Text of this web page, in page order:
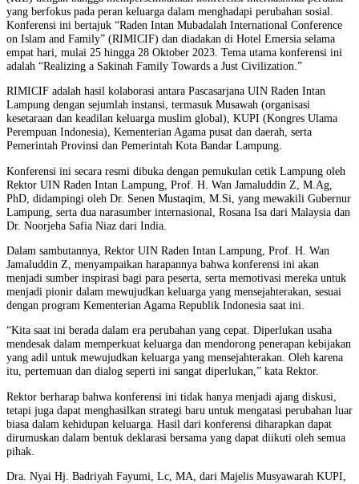
yang berfokus pada peran keluarga dalam menghadapi perubahan sosial.
Konferensi ini bertajuk “Raden Intan Mubadalah International Conference
on Islam and Family” (RIMICIF) dan diadakan di Hotel Emersia selama
empat hari, mulai 25 hingga 28 Oktober 2023. Tema utama konferensi ini
adalah “Realizing a Sakinah Family Towards a Just Civilization.”
RIMICIF adalah hasil kolaborasi antara Pascasarjana UIN Raden Intan
Lampung dengan sejumlah instansi, termasuk Musawah (organisasi
kesetaraan dan keadilan keluarga muslim global), KUPI (Kongres Ulama
Perempuan Indonesia), Kementerian Agama pusat dan daerah, serta
Pemerintah Provinsi dan Pemerintah Kota Bandar Lampung.
Konferensi ini secara resmi dibuka dengan pemukulan cetik Lampung oleh
Rektor UIN Raden Intan Lampung, Prof. H. Wan Jamaluddin Z, M.Ag,
PhD, didampingi oleh Dr. Senen Mustaqim, M.Si, yang mewakili Gubernur
Lampung, serta dua narasumber internasional, Rosana Isa dari Malaysia dan
Dr. Noorjeha Safia Niaz dari India.
Dalam sambutannya, Rektor UIN Raden Intan Lampung, Prof. H. Wan
Jamaluddin Z, menyampaikan harapannya bahwa konferensi ini akan
menjadi sumber inspirasi bagi para peserta, serta memotivasi mereka untuk
menjadi pionir dalam mewujudkan keluarga yang mensejahterakan, sesuai
dengan program Kementerian Agama Republik Indonesia saat ini.
“Kita saat ini berada dalam era perubahan yang cepat. Diperlukan usaha
mendesak dalam memperkuat keluarga dan mendorong penerapan kebijakan
yang adil untuk mewujudkan keluarga yang mensejahterakan. Oleh karena
itu, pertemuan dan dialog seperti ini sangat diperlukan,” kata Rektor.
Rektor berharap bahwa konferensi ini tidak hanya menjadi ajang diskusi,
tetapi juga dapat menghasilkan strategi baru untuk mengatasi perubahan luar
biasa dalam kehidupan keluarga. Hasil dari konferensi diharapkan dapat
dirumuskan dalam bentuk deklarasi bersama yang dapat diikuti oleh semua
pihak.
Dra. Nyai Hj. Badriyah Fayumi, Lc, MA, dari Majelis Musyawarah KUPI,